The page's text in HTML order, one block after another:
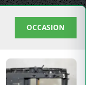
OCCASION